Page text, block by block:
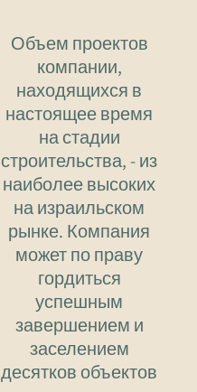
Объем проектов
компании,
находящихся в
настоящее время
на стадии
строительства, - из
наиболее высоких
на израильском
рынке. Компания
может по праву
гордиться
успешным
завершением и
заселением
десятков объектов